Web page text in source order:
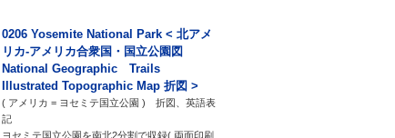
0206 Yosemite National Park < 北アメ
リカ-アメリカ合衆国・国立公園図
National Geographic Trails
Illustrated Topographic Map 折図 >
( アメリカ = ヨセミテ国立公園 ) 折図、英語表
記
ヨセミテ国立公園を南北2分割で収録( 両面印刷